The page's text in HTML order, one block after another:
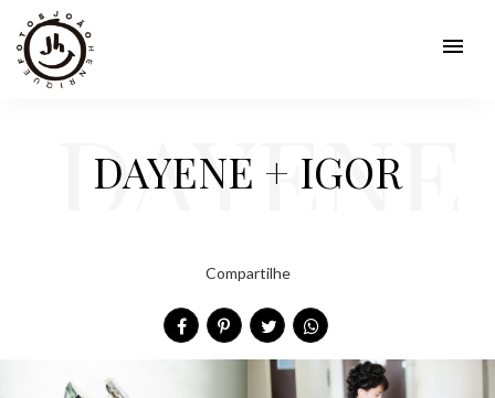
menu
DAYENE + IGOR
DAYENE
+ IGOR
Compartilhe